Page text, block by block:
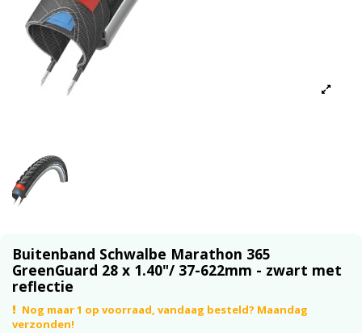
Buitenband Schwalbe Marathon 365
GreenGuard 28 x 1.40"/ 37-622mm - zwart met
reflectie
Nog maar 1 op voorraad, vandaag besteld? Maandag
verzonden!